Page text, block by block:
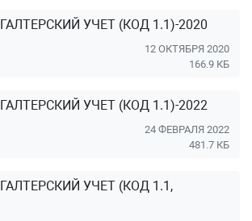
УЧЕТ (КОД 1.1)-2020
12 ОКТЯБРЯ 2020
166.9 КБ
УЧЕТ (КОД 1.1)-2022
24 ФЕВРАЛЯ 2022
481.7 КБ
УЧЕТ (КОД 1.1,